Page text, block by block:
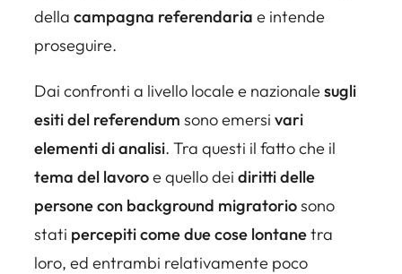
della campagna referendaria e intende
proseguire.
Dai confronti a livello locale e nazionalesugli
esiti del referendum sono emersi vari
elementi di analisi. Tra questi il fatto che il
tema del lavoroe quello dei diritti delle
persone con background migratoriosono
stati percepiti come due cose lontanetra
loro, ed entrambi relativamente poco